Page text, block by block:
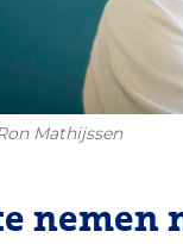
Mathijssen
nemen